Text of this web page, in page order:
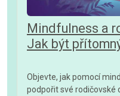
Mindfulness a
Jak být
Objevte, jak pomocí
podpořit své rodičovské